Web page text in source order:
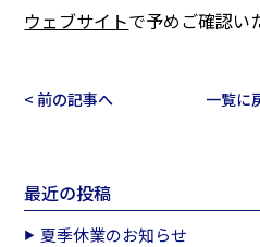
ウェブサイトで予めご確認い
< 前の記事へ 一覧に
最近の投稿
夏季休業のお知らせ